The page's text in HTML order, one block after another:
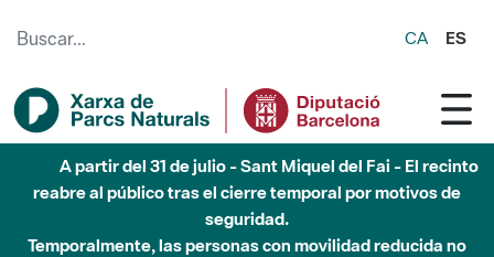
CA ES
A partir del 31 de julio - Sant Miquel del Fai - El recinto
reabre al público tras el cierre temporal por motivos de
seguridad.
Temporalmente, las personas con movilidad reducida no